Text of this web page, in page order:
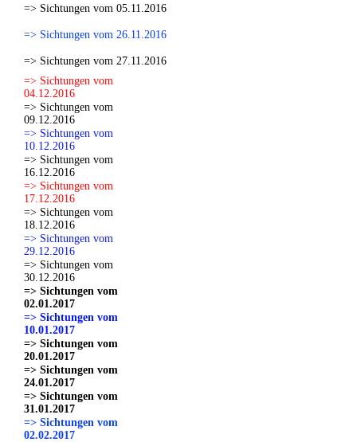
=> Sichtungen vom 05.11.2016
=> Sichtungen vom 26.11.2016
=> Sichtungen vom 27.11.2016
=> Sichtungen vom
04.12.2016
=> Sichtungen vom
09.12.2016
=> Sichtungen vom
10.12.2016
=> Sichtungen vom
16.12.2016
=> Sichtungen vom
17.12.2016
=> Sichtungen vom
18.12.2016
=> Sichtungen vom
29.12.2016
=> Sichtungen vom
30.12.2016
=> Sichtungen vom
02.01.2017
=> Sichtungen vom
10.01.2017
=> Sichtungen vom
20.01.2017
=> Sichtungen vom
24.01.2017
=> Sichtungen vom
31.01.2017
=> Sichtungen vom
02.02.2017